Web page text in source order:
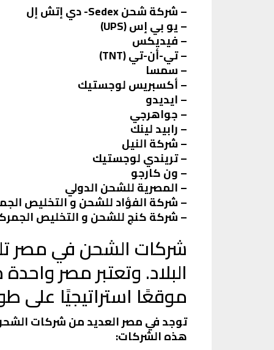
– شركة شحن Sedex- دي إتش إل
– يو بي إس (UPS)
– فيديكس
– تي-أن-تي (TNT)
– سمسا
– أكسبريس لوجستيك
– ايديدو
– جواهرجي
– رابيد لينك
– شركة النيل
– تريندي لوجستيك
– ون كارجو
– المصرية للشحن الدولي
– شركة الفؤاد للشحن و التخليص
– شركة كنج للشحن و التخليص
شركات الشحن في مصر
البلاد. وتعتبر مصر
موقعًا استراتيجيًا على
توجد في مصر العديد من شركات
هذه الشركات: